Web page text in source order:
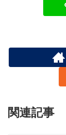
関連記事